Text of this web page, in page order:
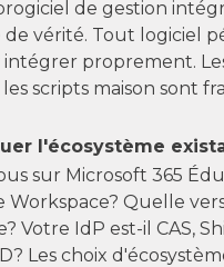
de gestion
de vérité. Tout logiciel
intégrer proprement.
les scripts maison sont
l'écosystème
sur Microsoft 365
Workspace? Quelle
Votre IdP est-il CAS,
Les choix